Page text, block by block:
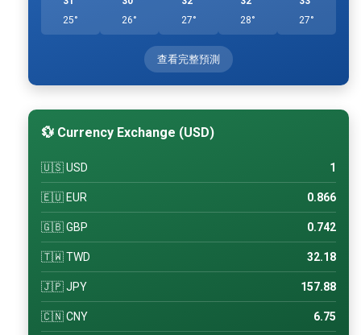
25°
26°
27°
28°
27°
查看完整預測
💱 Currency Exchange (USD)
🇺🇸 USD 1
🇪🇺 EUR 0.866
🇬🇧 GBP 0.742
🇹🇼 TWD 32.18
🇯🇵 JPY 157.88
🇨🇳 CNY 6.75